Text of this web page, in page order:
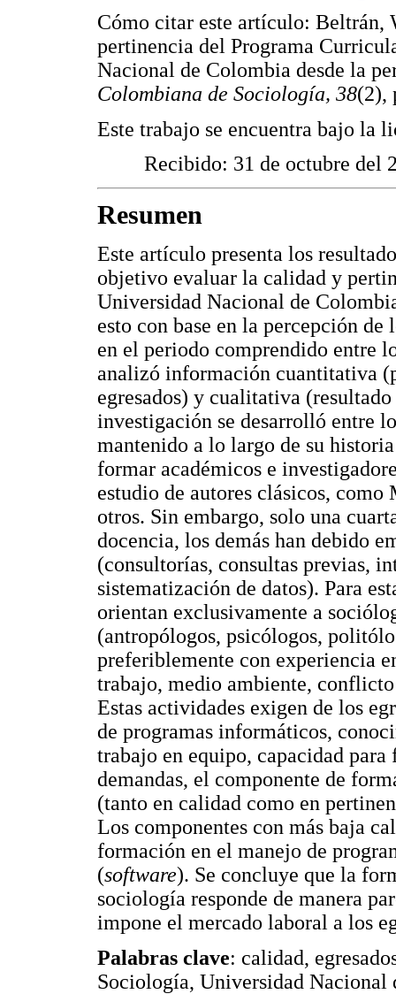
Cómo citar este artículo: Beltrán,
pertinencia del Programa
Nacional de Colombia desde la
Colombiana de Sociología, 38(2),
Este trabajo se encuentra bajo la
Recibido: 31 de octubre del
Resumen
Este artículo presenta los
objetivo evaluar la calidad y
Universidad Nacional de
esto con base en la percepción de
en el periodo comprendido entre
analizó información cuantitativa
egresados) y cualitativa
investigación se desarrolló entre
mantenido a lo largo de su
formar académicos e
estudio de autores clásicos,
otros. Sin embargo, solo una
docencia, los demás han debido
(consultorías, consultas previas,
sistematización de datos). Para
orientan exclusivamente a
(antropólogos, psicólogos,
preferiblemente con experiencia
trabajo, medio ambiente,
Estas actividades exigen de los
de programas informáticos,
trabajo en equipo, capacidad
demandas, el componente de
(tanto en calidad como en
Los componentes con más baja
formación en el manejo de
(software). Se concluye que la
sociología responde de manera
impone el mercado laboral a los
Palabras clave: calidad,
Sociología, Universidad Nacional